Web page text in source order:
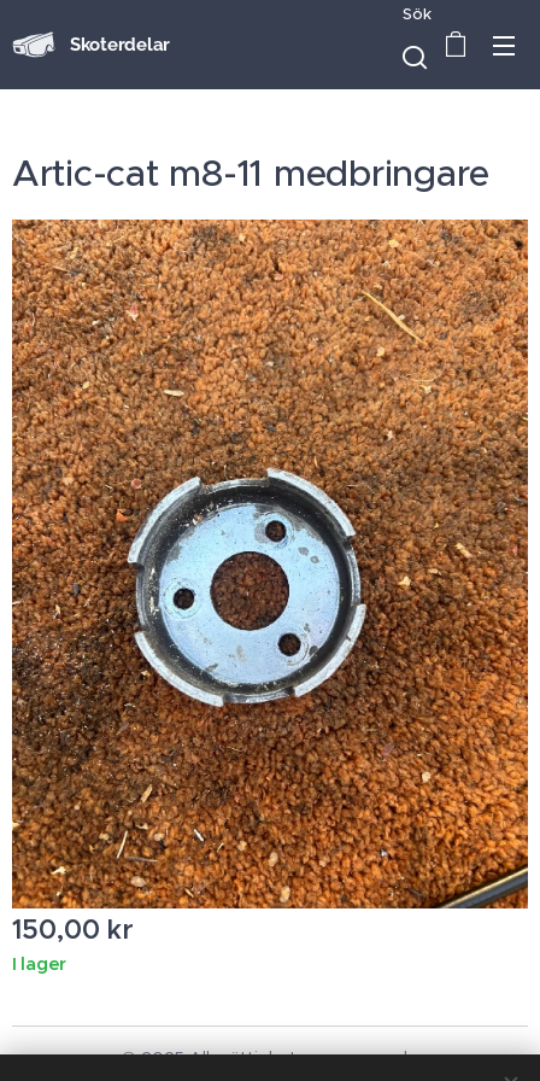
Skoterdelar
Sök
Artic-cat m8-11 medbringare
150,00 kr
I lager
© 2025 Alla rättigheter reserverade